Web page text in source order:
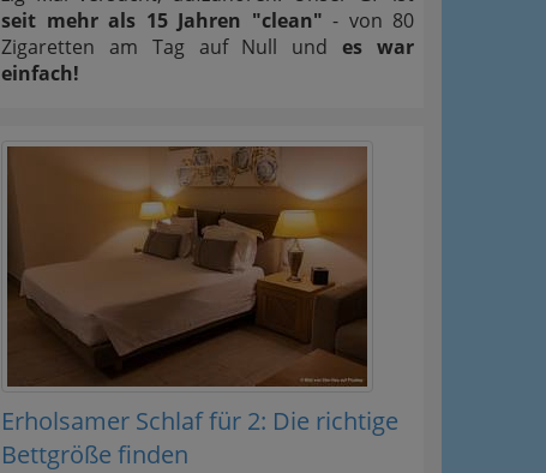
seit mehr als 15 Jahren "clean" - von 80
Zigaretten am Tag auf Null undes war
einfach!
Erholsamer Schlaf für 2: Die richtige
Bettgröße finden